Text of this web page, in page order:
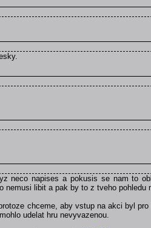
neco napises a pokusis se nam to
libit a pak by to z tveho
chceme, aby vstup na akci byl
udelat hru nevyvazenou.